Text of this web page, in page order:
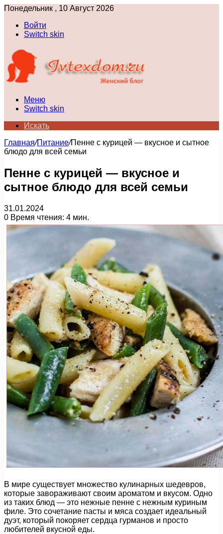
Понедельник , 10 Август 2026
Войти
Switch skin
Меню
Switch skin
Искать
Главная/Питание/Пенне с курицей — вкусное и сытное
блюдо для всей семьи
Пенне с курицей — вкусное и
сытное блюдо для всей семьи
31.01.2024
0 Время чтения: 4 мин.
В мире существует множество кулинарных шедевров,
которые завораживают своим ароматом и вкусом. Одно
из таких блюд — это нежные пенне с нежным куриным
филе. Это сочетание пасты и мяса создает идеальный
дуэт, который покоряет сердца гурманов и просто
любителей вкусной еды.